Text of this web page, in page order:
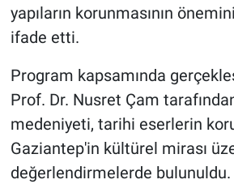
yapıların korunmasının
ifade etti.
Program kapsamında
Prof. Dr. Nusret Çam
medeniyeti, tarihi eserlerin
Gaziantep'in kültürel mirası
değerlendirmelerde bulunuldu.